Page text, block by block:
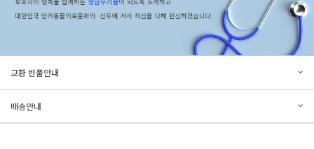
교환 반품안내
배송안내